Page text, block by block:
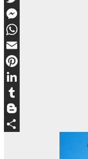
Twitter
Messenger
WhatsApp
Email
Pinterest
LinkedIn
Tumblr
Blogger